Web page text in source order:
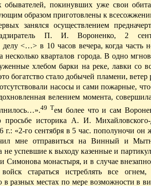
обывателей, покинувших уже свои
образом приготовлены к
занялся осуществлением
П. И. Вороненко, 2
<…> в 10 часов вечера, когда часть
несколько кварталов города. В одно
хлебом барки на реке, лавки со
богатство стало добычей пламени, ветер
насосы и сами пожарные,
велением момента,
49 Тем более что и сам
просьбе историка А. И. Михайловского-
г.: «2-го сентября в 5 час. пополуночи он
мне отправиться на Винный и
не успевшие к выходу казенные и
Симонова монастыря, и в случае
войск стараться истреблять все
в разных местах по мере возможности в